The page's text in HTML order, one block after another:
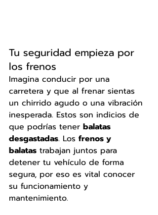
Tu seguridad empieza por
los frenos
Imagina conducir por una
carretera y que al frenar sientas
un chirrido agudo o una vibración
inesperada. Estos son indicios de
que podrías tener balatas
desgastadas. Los frenos y
balatas trabajan juntos para
detener tu vehículo de forma
segura, por eso es vital conocer
su funcionamiento y
mantenimiento.